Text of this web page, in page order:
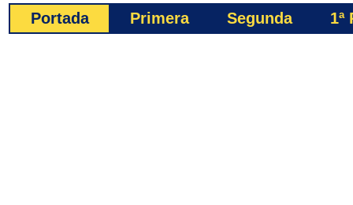
Portada Primera Segunda 1ª